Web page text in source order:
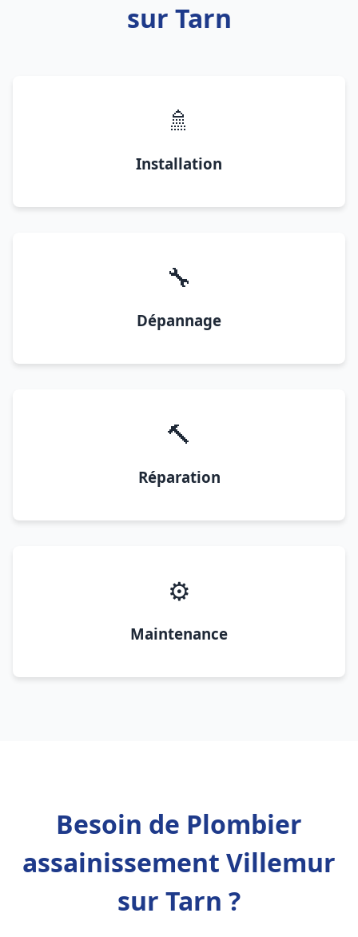
sur Tarn
🚿
Installation
🔧
Dépannage
🔨
Réparation
⚙️
Maintenance
Besoin de Plombier
assainissement Villemur
sur Tarn ?